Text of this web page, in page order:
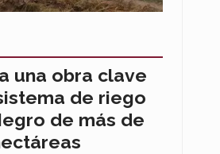
una obra clave
de riego
de más de